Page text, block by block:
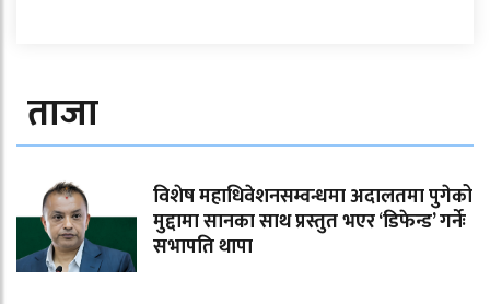
ताजा
विशेष महाधिवेशनसम्वन्धमा अदालतमा पुगेको
मुद्दामा सानका साथ प्रस्तुत भएर ‘डिफेन्ड’ गर्नेः
सभापति थापा